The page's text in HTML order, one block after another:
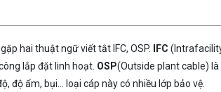
hai thuật ngữ viết tắt IFC, OSP. IFC
lắp đặt linh hoạt. OSP(Outside plant cable)
độ ẩm, bụi… loại cáp này có nhiều lớp bảo vệ.